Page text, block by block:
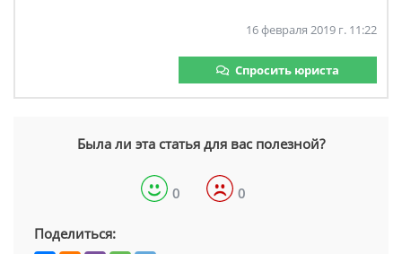
16 февраля 2019 г. 11:22
Спросить юриста
Была ли эта статья для вас полезной?
0 0
Поделиться: